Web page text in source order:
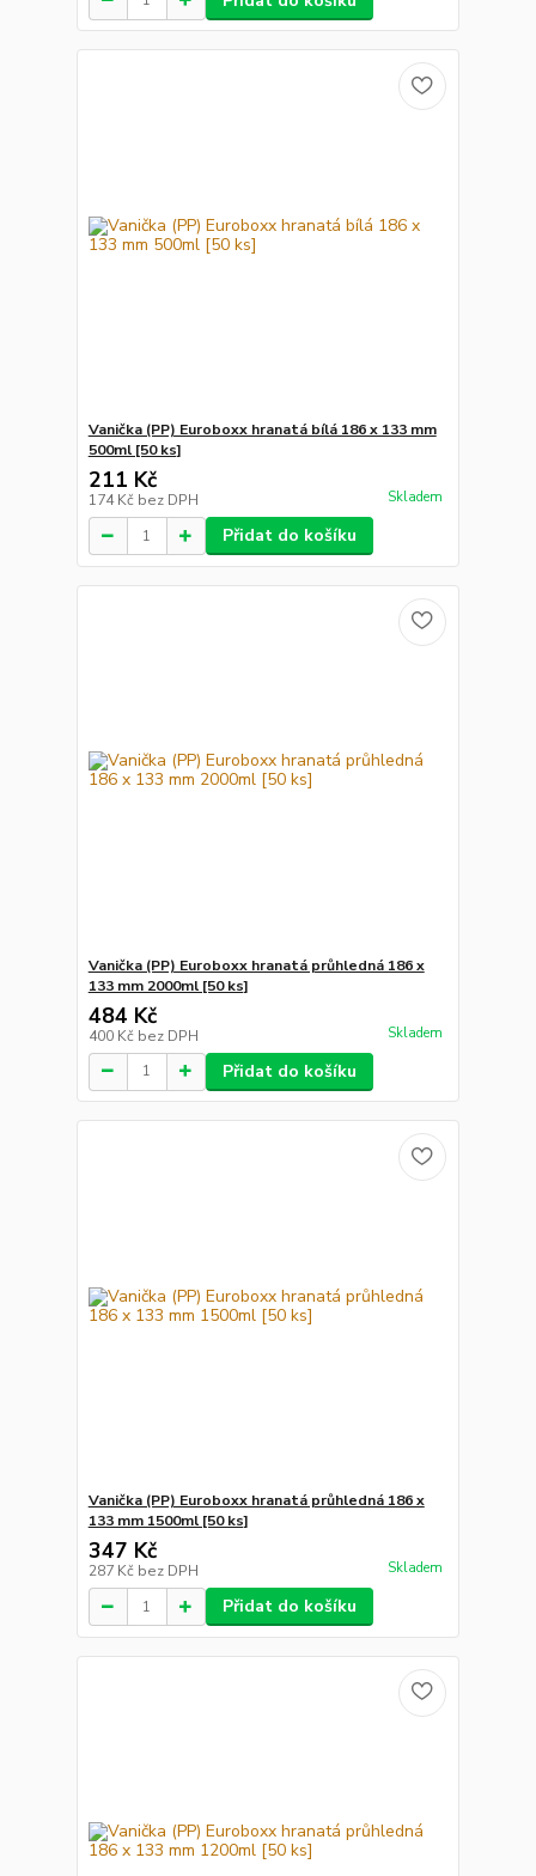
Vanička (PP) Euroboxx hranatá bílá 186 x 133 mm
500ml [50 ks]
211 Kč
174 Kč bez DPH Skladem
Přidat do košíku
Vanička (PP) Euroboxx hranatá průhledná 186 x
133 mm 2000ml [50 ks]
484 Kč
400 Kč bez DPH Skladem
Přidat do košíku
Vanička (PP) Euroboxx hranatá průhledná 186 x
133 mm 1500ml [50 ks]
347 Kč
287 Kč bez DPH Skladem
Přidat do košíku